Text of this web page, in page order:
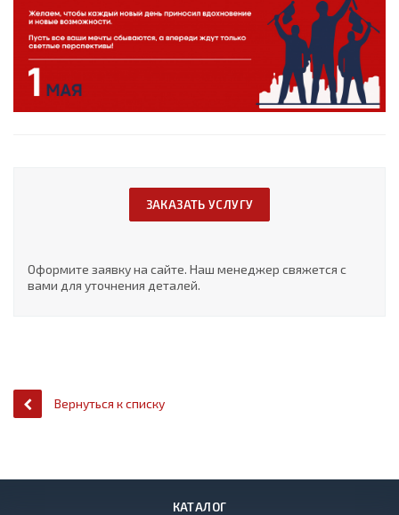
ЗАКАЗАТЬ УСЛУГУ
Оформите заявку на сайте. Наш менеджер свяжется с
вами для уточнения деталей.
Вернуться к списку
КАТАЛОГ